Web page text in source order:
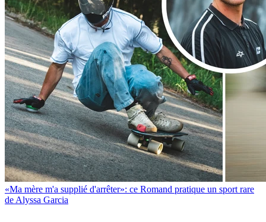
«Ma mère m'a supplié d'arrêter»: ce Romand pratique un sport rare
de Alyssa Garcia